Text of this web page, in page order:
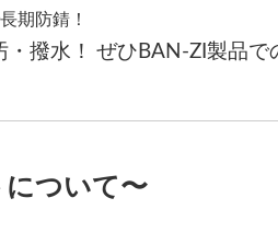
期防錆！
撥水！
ぜひBAN-ZI製品で
について〜